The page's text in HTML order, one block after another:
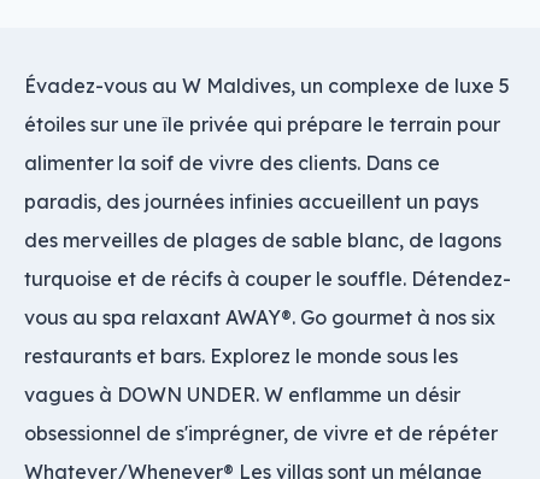
Évadez-vous au W Maldives, un complexe de luxe 5
étoiles sur une île privée qui prépare le terrain pour
alimenter la soif de vivre des clients. Dans ce
paradis, des journées infinies accueillent un pays
des merveilles de plages de sable blanc, de lagons
turquoise et de récifs à couper le souffle. Détendez-
vous au spa relaxant AWAY®. Go gourmet à nos six
restaurants et bars. Explorez le monde sous les
vagues à DOWN UNDER. W enflamme un désir
obsessionnel de s'imprégner, de vivre et de répéter
Whatever/Whenever® Les villas sont un mélange